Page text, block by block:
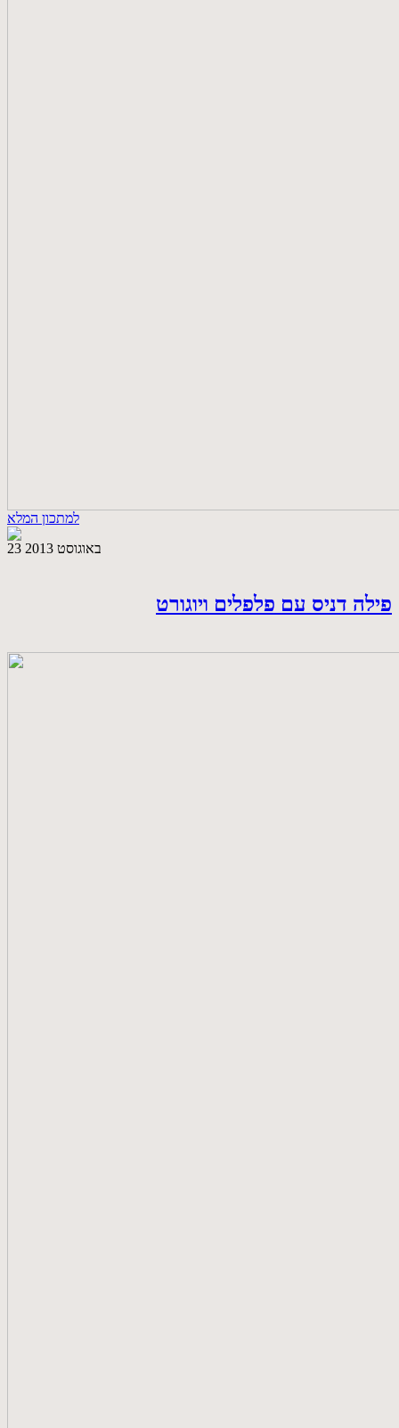
למתכון המלא
23 באוגוסט 2013
פילה דניס עם פלפלים ויוגורט